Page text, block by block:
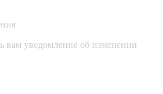
уведомление об изменении